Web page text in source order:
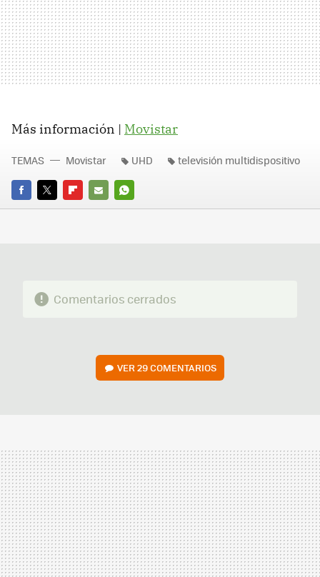
Más información | Movistar
FACEBOOK
TWITTERFLIPBOARD
E-
WHATSAPP
TEMAS Movistar UHD televisión multidispositivo
Comentarios cerrados
VER29 COMENTARIOS